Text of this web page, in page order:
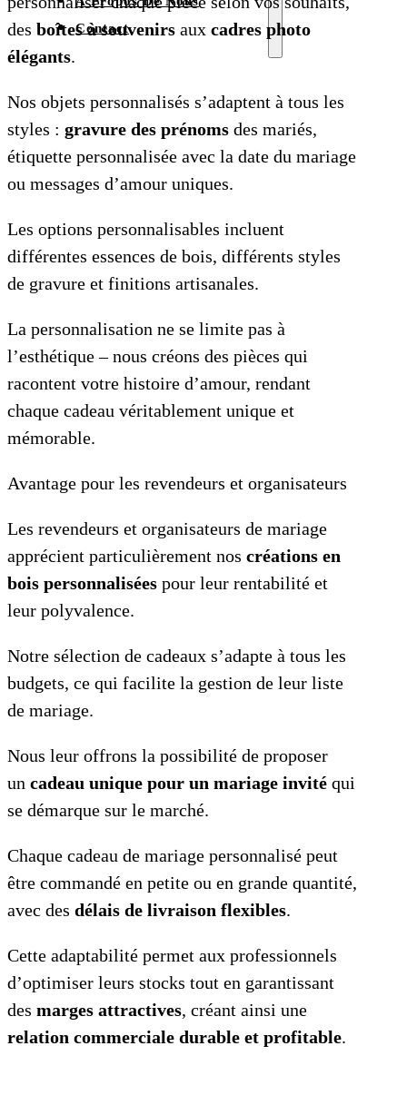
Contact
des boîtes à souvenirs aux cadres photo
élégants.
Nos objets personnalisés s’adaptent à tous les
styles : gravure des prénoms des mariés,
étiquette personnalisée avec la date du mariage
ou messages d’amour uniques.
Les options personnalisables incluent
différentes essences de bois, différents styles
de gravure et finitions artisanales.
La personnalisation ne se limite pas à
l’esthétique – nous créons des pièces qui
racontent votre histoire d’amour, rendant
chaque cadeau véritablement unique et
mémorable.
Avantage pour les revendeurs et organisateurs
Les revendeurs et organisateurs de mariage
apprécient particulièrement nos créations en
bois personnalisées pour leur rentabilité et
leur polyvalence.
Notre sélection de cadeaux s’adapte à tous les
budgets, ce qui facilite la gestion de leur liste
de mariage.
Nous leur offrons la possibilité de proposer
un cadeau unique pour un mariage invité qui
se démarque sur le marché.
Chaque cadeau de mariage personnalisé peut
être commandé en petite ou en grande quantité,
avec des délais de livraison flexibles.
Cette adaptabilité permet aux professionnels
d’optimiser leurs stocks tout en garantissant
des marges attractives, créant ainsi une
relation commerciale durable et profitable.